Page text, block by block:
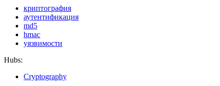
криптография
аутентификация
md5
hmac
уязвимости
Hubs:
Cryptography